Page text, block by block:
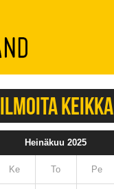
ILMOITA KEIKKA
Heinäkuu 2025
Ke To Pe